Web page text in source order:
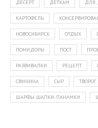
ДЕСЕРТ ДЕТКАМ ДЛЯ
КАРТОФЕЛЬ
НОВОСИБИРСК ОТДЫХ
ПОМИДОРЫ ПОСТ
РАЗВИВАЛКИ РЕЦЕПТ
СВИНИНА СЫР ТВОРОГ
ШАРФЫ-ШАПКИ-ПАНАМКИ